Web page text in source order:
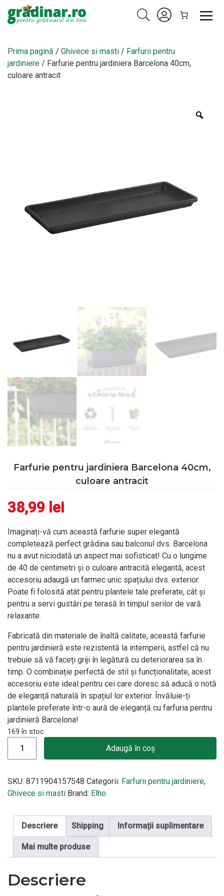
Prima pagină / Ghivece si masti / Farfurii pentru
jardiniere / Farfurie pentru jardiniera Barcelona 40cm,
culoare antracit
Farfurie pentru jardiniera Barcelona 40cm,
culoare antracit
38,99 lei
Imaginați-vă cum această farfurie super elegantă
completează perfect grădina sau balconul dvs. Barcelona
nu a avut niciodată un aspect mai sofisticat! Cu o lungime
de 40 de centimetri și o culoare antracită elegantă, acest
accesoriu adaugă un farmec unic spațiului dvs. exterior.
Poate fi folosită atât pentru plantele tale preferate, cât și
pentru a servi gustări pe terasă în timpul serilor de vară
relaxante.
Fabricată din materiale de înaltă calitate, această farfurie
pentru jardinieră este rezistentă la intemperii, astfel că nu
trebuie să vă faceți griji în legătură cu deteriorarea sa în
timp. O combinație perfectă de stil și funcționalitate, acest
accesoriu este ideal pentru cei care doresc să aducă o notă
de eleganță naturală în spațiul lor exterior. Învăluie-ți
plantele preferate într-o aură de eleganță cu farfuria pentru
jardinieră Barcelona!
169 în stoc
Adaugă în coș
SKU: 8711904157548 Categorii: Farfurii pentru jardiniere,
Ghivece si masti Brand: Elho
Descriere Shipping Informații suplimentare
Mai multe produse
Descriere